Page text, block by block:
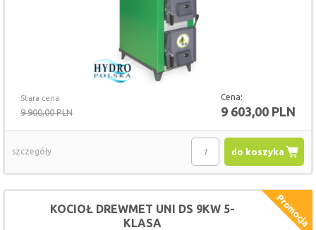
Stara cena
9 900,00 PLN
Cena:
9 603,00 PLN
do koszyka
szczegóły
KOCIOŁ DREWMET UNI DS 9KW 5-
KLASA